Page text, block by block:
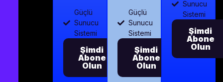
Güçlü
Sunucu
Sistemi
Şimdi
Abone
Olun
Güçlü
Sunucu
Sistemi
Şimdi
Abone
Olun
Sunucu
Sistemi
Şimdi
Abone
Olun